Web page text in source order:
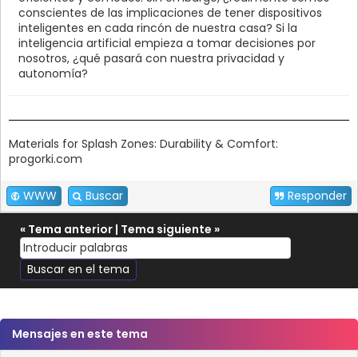
conscientes de las implicaciones de tener dispositivos
inteligentes en cada rincón de nuestra casa? Si la
inteligencia artificial empieza a tomar decisiones por
nosotros, ¿qué pasará con nuestra privacidad y
autonomía?
Materials for Splash Zones: Durability & Comfort:
progorki.com
WWW Buscar Responder
« Tema anterior | Tema siguiente »
Mensajes en este tema